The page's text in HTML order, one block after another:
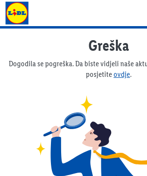
Lidl katalog
Greška
Dogodila se pogreška. Da biste vidjeli naše
posjetiteovdje.